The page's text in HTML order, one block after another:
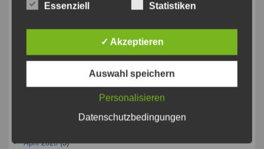
November 2023(1)
November 2022(1)
Dezember 2021(1)
April 2020(3)
Essenziell Statistiken
✓ Akzeptieren
Auswahl speichern
Personalisieren
Datenschutzbedingungen